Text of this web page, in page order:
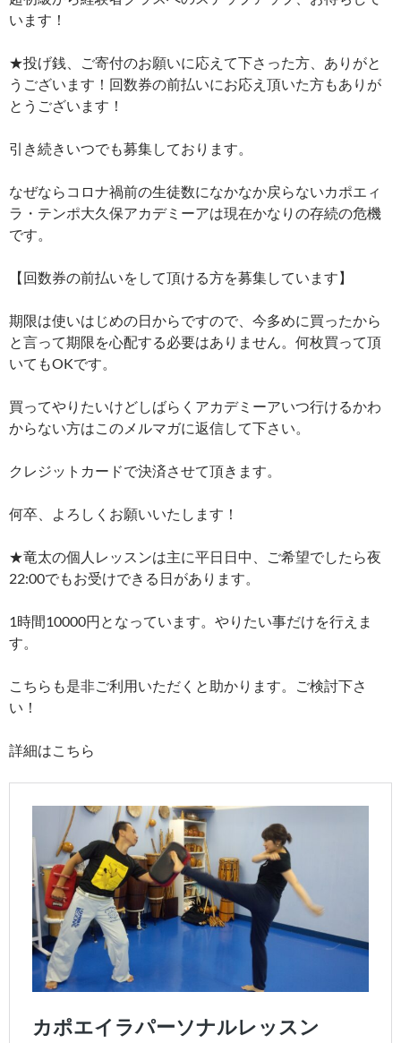
います！
★投げ銭、ご寄付のお願いに応えて下さった方、ありがと
うございます！回数券の前払いにお応え頂いた方もありが
とうございます！
引き続きいつでも募集しております。
なぜならコロナ禍前の生徒数になかなか戻らないカポエィ
ラ・テンポ大久保アカデミーアは現在かなりの存続の危機
です。
【回数券の前払いをして頂ける方を募集しています】
期限は使いはじめの日からですので、今多めに買ったから
と言って期限を心配する必要はありません。何枚買って頂
いてもOKです。
買ってやりたいけどしばらくアカデミーアいつ行けるかわ
からない方はこのメルマガに返信して下さい。
クレジットカードで決済させて頂きます。
何卒、よろしくお願いいたします！
★竜太の個人レッスンは主に平日日中、ご希望でしたら夜
22:00でもお受けできる日があります。
1時間10000円となっています。やりたい事だけを行えま
す。
こちらも是非ご利用いただくと助かります。ご検討下さ
い！
詳細はこちら